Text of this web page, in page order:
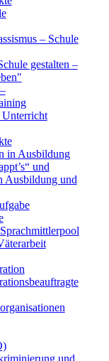
– Schule
gestalten –
in Ausbildung
und
Ausbildung und
und